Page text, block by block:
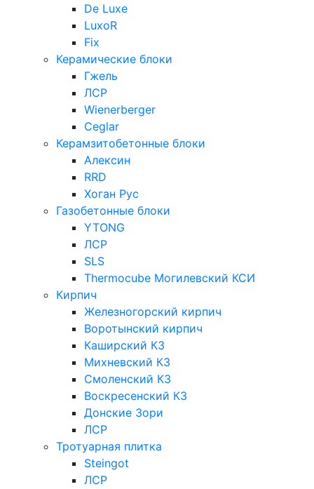
De Luxe
LuxoR
Fix
Керамические блоки
Гжель
ЛСР
Wienerberger
Ceglar
Керамзитобетонные блоки
Алексин
RRD
Хоган Рус
Газобетонные блоки
YTONG
ЛСР
SLS
Thermocube Могилевский КСИ
Кирпич
Железногорский кирпич
Воротынский кирпич
Каширский КЗ
Михневский КЗ
Смоленский КЗ
Воскресенский КЗ
Донские Зори
ЛСР
Тротуарная плитка
Steingot
ЛСР